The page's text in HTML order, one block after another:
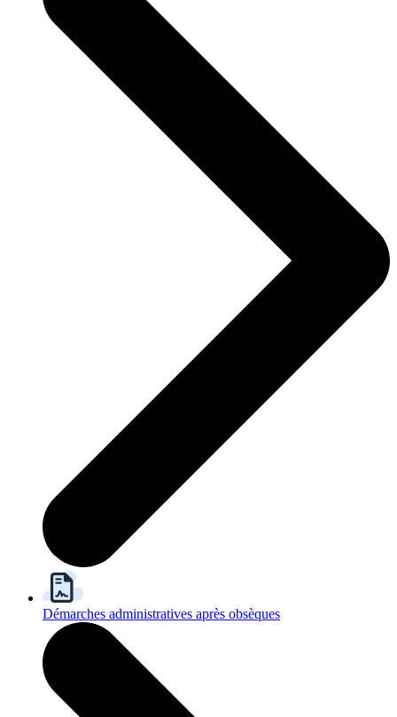
Démarches administratives après obsèques